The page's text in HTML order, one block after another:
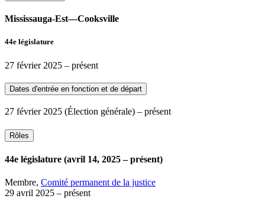
Mississauga-Est—Cooksville
44e législature
27 février 2025 – présent
Dates d'entrée en fonction et de départ
27 février 2025 (Élection générale) – présent
Rôles
44e législature (avril 14, 2025 – présent)
Membre, Comité permanent de la justice
29 avril 2025 – présent